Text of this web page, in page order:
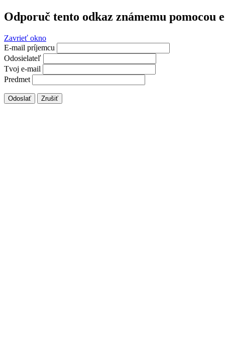
Odporuč tento odkaz známemu pomocou
Zavrieť okno
E-mail príjemcu
Odosielateľ
Tvoj e-mail
Predmet
Odoslať Zrušiť